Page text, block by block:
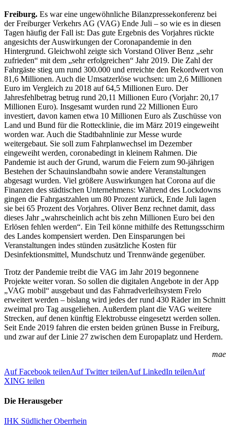
Freiburg. Es war eine ungewöhnliche Bilanzpressekonferenz bei
der Freiburger Verkehrs AG (VAG) Ende Juli – so wie es in diesen
Tagen häufig der Fall ist: Das gute Ergebnis des Vorjahres rückte
angesichts der Auswirkungen der Coronapandemie in den
Hintergrund. Gleichwohl zeigte sich Vorstand Oliver Benz „sehr
zufrieden“ mit dem „sehr erfolgreichen“ Jahr 2019. Die Zahl der
Fahrgäste stieg um rund 300.000 und erreichte den Rekordwert von
81,6 Millionen. Auch die Umsatzerlöse wuchsen: um 2,6 Millionen
Euro im Vergleich zu 2018 auf 64,5 Millionen Euro. Der
Jahresfehlbetrag betrug rund 20,11 Millionen Euro (Vorjahr: 20,17
Millionen Euro). Insgesamt wurden rund 22 Millionen Euro
investiert, davon kamen etwa 10 Millionen Euro als Zuschüsse von
Land und Bund für die Rottecklinie, die im März 2019 eingeweiht
worden war. Auch die Stadtbahnlinie zur Messe wurde
weitergebaut. Sie soll zum Fahrplanwechsel im Dezember
eingeweiht werden, coronabedingt in kleinem Rahmen. Die
Pandemie ist auch der Grund, warum die Feiern zum 90-jährigen
Bestehen der Schauinslandbahn sowie andere Veranstaltungen
abgesagt wurden. Viel größere Auswirkungen hat Corona auf die
Finanzen des städtischen Unternehmens: Während des Lockdowns
gingen die Fahrgastzahlen um 80 Prozent zurück, Ende Juli lagen
sie bei 65 Prozent des Vorjahres. Oliver Benz rechnet damit, dass
dieses Jahr „wahrscheinlich acht bis zehn Millionen Euro bei den
Erlösen fehlen werden“. Ein Teil könne mithilfe des Rettungsschirm
des Landes kompensiert werden. Den Einsparungen bei
Veranstaltungen indes stünden zusätzliche Kosten für
Desinfektionsmittel, Mundschutz und Trennwände gegenüber.
Trotz der Pandemie treibt die VAG im Jahr 2019 begonnene
Projekte weiter voran. So sollen die digitalen Angebote in der App
„VAG mobil“ ausgebaut und das Fahrradverleihsystem Frelo
erweitert werden – bislang wird jedes der rund 430 Räder im Schnitt
zweimal pro Tag ausgeliehen. Außerdem plant die VAG weitere
Strecken, auf denen künftig Elektrobusse eingesetzt werden sollen.
Seit Ende 2019 fahren die ersten beiden grünen Busse in Freiburg,
und zwar auf der Linie 27 zwischen dem Europaplatz und Herdern.
mae
Auf Facebook teilenAuf Twitter teilenAuf LinkedIn teilenAuf
XING teilen
Die Herausgeber
IHK Südlicher Oberrhein